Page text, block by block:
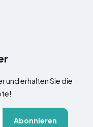
und erhalten Sie die
Abonnieren